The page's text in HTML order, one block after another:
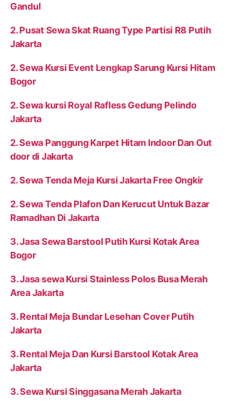
Gandul
2. Pusat Sewa Skat Ruang Type Partisi R8 Putih
Jakarta
2. Sewa Kursi Event Lengkap Sarung Kursi Hitam
Bogor
2. Sewa kursi Royal Rafless Gedung Pelindo
Jakarta
2. Sewa Panggung Karpet Hitam Indoor Dan Out
door di Jakarta
2. Sewa Tenda Meja Kursi Jakarta Free Ongkir
2. Sewa Tenda Plafon Dan Kerucut Untuk Bazar
Ramadhan Di Jakarta
3. Jasa Sewa Barstool Putih Kursi Kotak Area
Bogor
3. Jasa sewa Kursi Stainless Polos Busa Merah
Area Jakarta
3. Rental Meja Bundar Lesehan Cover Putih
Jakarta
3. Rental Meja Dan Kursi Barstool Kotak Area
Jakarta
3. Sewa Kursi Singgasana Merah Jakarta